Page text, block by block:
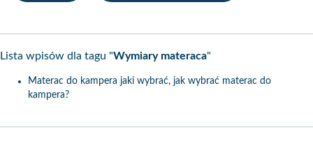
Lista wpisów dla tagu "Wymiary materaca"
Materac do kampera jaki wybrać, jak wybrać materac do
kampera?